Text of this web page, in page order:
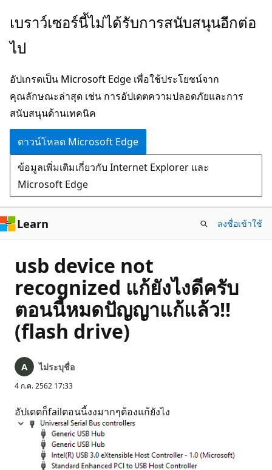
ข้าม
ยัง
หลัก
เบราว์เซอร์นี้ไม่ได้รับการสนับสนุนอีกต่อ
ไป
อัปเกรดเป็น Microsoft Edge เพื่อใช้ประโยชน์จาก
คุณลักษณะล่าสุด เช่น การอัปเดตความปลอดภัยและการ
สนับสนุนด้านเทคนิค
ดาวน์โหลด Microsoft Edge
ข้อมูลเพิ่มเติมเกี่ยวกับ Internet Explorer และ
Microsoft Edge
Learn ลงชื่อเข้าใช้
usb device not
recognized แก้ยังไงดีครับ
ตอนนี้หมดปัญญาแก้แล้ว!!
(flash drive)
ไม่ระบุชื่อ
4 ก.ค. 2562 17:33
อัปเดตก็failตอนนี้งงมากๆต้องแก้ยังไง